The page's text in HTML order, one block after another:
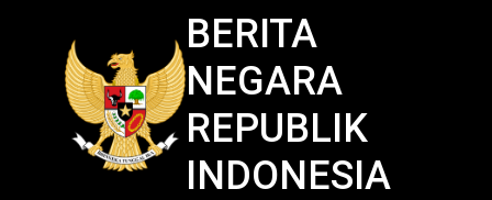
BERITA
NEGARA
REPUBLIK
INDONESIA